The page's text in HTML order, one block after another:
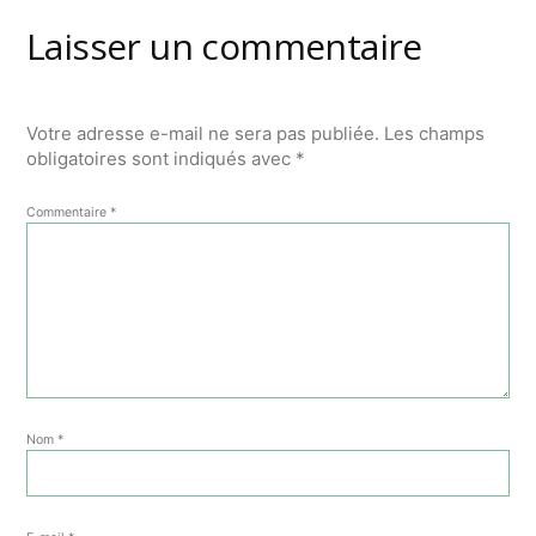
Laisser un commentaire
Votre adresse e-mail ne sera pas publiée. Les champs
obligatoires sont indiqués avec *
Commentaire *
Nom *